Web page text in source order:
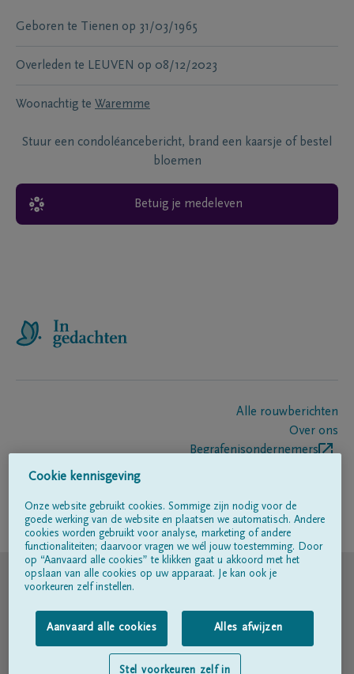
Geboren te Tienen op 31/03/1965
Overleden te LEUVEN op 08/12/2023
Woonachtig te Waremme
Stuur een condoléancebericht, brand een kaarsje of bestel
bloemen
Betuig je medeleven
Alle rouwberichten
Over ons
Begrafenisondernemers
Volg ons op
© DELA
Gebruiksvoorwaarden
Privacyverklaring
Cookie kennisgeving
Onze website gebruikt cookies. Sommige zijn nodig voor de
goede werking van de website en plaatsen we automatisch. Andere
cookies worden gebruikt voor analyse, marketing of andere
functionaliteiten; daarvoor vragen we wél jouw toestemming. Door
op “Aanvaard alle cookies” te klikken gaat u akkoord met het
opslaan van alle cookies op uw apparaat. Je kan ook je
voorkeuren zelf instellen.
Aanvaard alle cookies Alles afwijzen
Stel voorkeuren zelf in